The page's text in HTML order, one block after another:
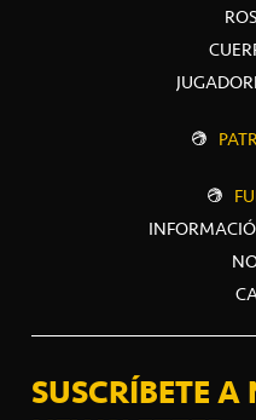
SUSCRÍBETE